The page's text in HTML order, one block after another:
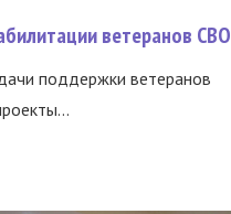
ветеранов СВО
поддержки ветеранов